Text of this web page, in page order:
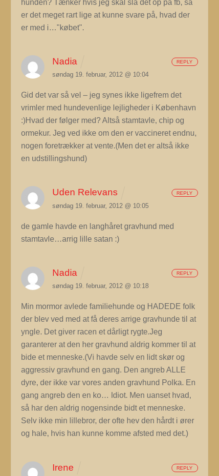
hunden? Tænker hvis jeg skal slå det op på fb, så
er det meget rart lige at kunne svare på, hvad der
er med i…"købet".
Nadia
søndag 19. februar, 2012 @ 10:04
Gid det var så vel – jeg synes ikke ligefrem det
vrimler med hundevenlige lejligheder i København
:)Hvad der følger med? Altså stamtavle, chip og
ormekur. Jeg ved ikke om den er vaccineret endnu,
nogen foretrækker at vente.(Men det er altså ikke
en udstillingshund)
REPLY
Uden Relevans
søndag 19. februar, 2012 @ 10:05
de gamle havde en langhåret gravhund med
stamtavle…arrig lille satan :)
REPLY
Nadia
søndag 19. februar, 2012 @ 10:18
Min mormor avlede familiehunde og HADEDE folk
der blev ved med at få deres arrige gravhunde til at
yngle. Det giver racen et dårligt rygte.Jeg
garanterer at den her gravhund aldrig kommer til at
bide et menneske.(Vi havde selv en lidt skør og
aggressiv gravhund en gang. Den angreb ALLE
dyre, der ikke var vores anden gravhund Polka. En
gang angreb den en ko… Idiot. Men uanset hvad,
så har den aldrig nogensinde bidt et menneske.
Selv ikke min lillebror, der ofte hev den hårdt i ører
og hale, hvis han kunne komme afsted med det.)
REPLY
Irene REPLY